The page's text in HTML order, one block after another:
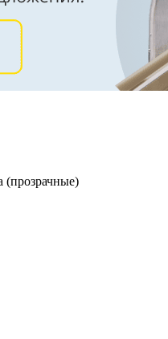
(прозрачные)